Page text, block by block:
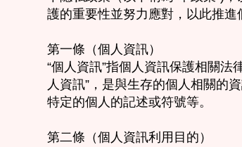
護的重要性並努力應對，以此推進
第一條（個人資訊）
“個人資訊”指個人資訊保護相關法
人資訊”，是與生存的個人相關的
特定的個人的記述或符號等。
第二條（個人資訊利用目的）